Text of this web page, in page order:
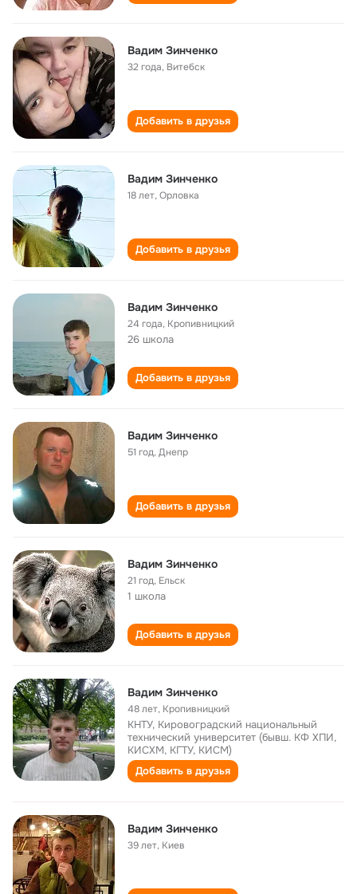
Вадим Зинченко
32 года, Витебск
Добавить в друзья
Вадим Зинченко
18 лет,Орловка
Добавить в друзья
Вадим Зинченко
24 года, Кропивницкий
26 школа
Добавить в друзья
Вадим Зинченко
51 год,Днепр
Добавить в друзья
Вадим Зинченко
21 год, Ельск
1 школа
Добавить в друзья
Вадим Зинченко
48 лет, Кропивницкий
КНТУ, Кировоградский национальный
технический университет (бывш. КФ ХПИ,
КИСХМ, КГТУ, КИСМ)
Добавить в друзья
Вадим Зинченко
39 лет, Киев